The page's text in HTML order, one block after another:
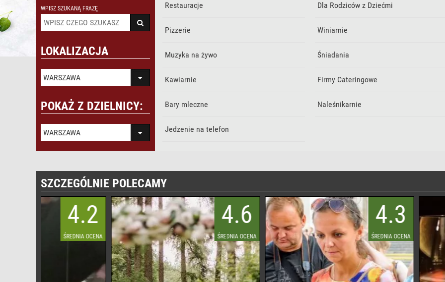
WPISZ SZUKANĄ FRAZĘ
LOKALIZACJA
WARSZAWA
POKAŻ Z DZIELNICY:
WARSZAWA
Restauracje Dla Rodziców z Dziećmi
Pizzerie Winiarnie
Muzyka na żywo Śniadania
Kawiarnie Firmy Cateringowe
Bary mleczne Naleśnikarnie
Jedzenie na telefon
SZCZEGÓLNIE POLECAMY
4.6
ŚREDNIA OCENA
4.3
ŚREDNIA OCENA